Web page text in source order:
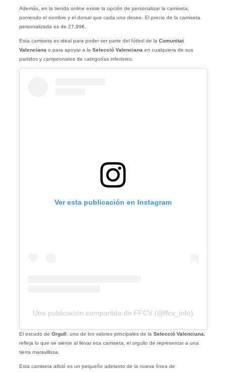
Además, en la tienda online existe la opción de personalizar la camiseta,
poniendo el nombre y el dorsal que cada uno desee. El precio de la camiseta
personalizada es de 27,99€.
Esta camiseta es ideal para poder ser parte del fútbol de la Comunitat
Valencianao para apoyar a la Selecció Valenciana en cualquiera de sus
partidos y campeonatos de categorías inferiores.
Ver esta publicación en Instagram
Una publicación compartida de FFCV (@ffcv_info)
El escudo de Orgull , uno de los valores principales de la Selecció Valenciana,
refleja lo que se siente al llevar esa camiseta, el orgullo de representar a una
tierra maravillosa.
Esta camiseta aficióes un pequeño adelanto de la nueva línea de